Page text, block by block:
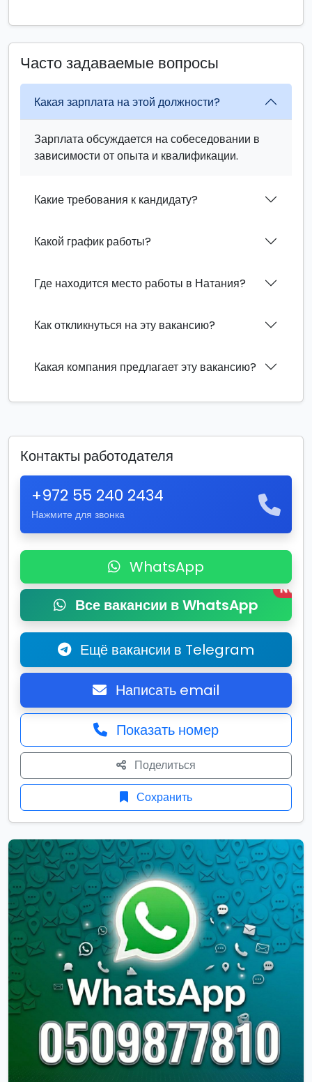
Часто задаваемые вопросы
Какая зарплата на этой должности?
Зарплата обсуждается на собеседовании в
зависимости от опыта и квалификации.
Какие требования к кандидату?
Какой график работы?
Где находится место работы в Натания?
Как откликнуться на эту вакансию?
Какая компания предлагает эту вакансию?
Контакты работодателя
+972 55 240 2434
Нажмите для звонка
WhatsApp
Все вакансии в WhatsApp
New
Ещё вакансии в Telegram
Написать email
Показать номер
Поделиться
Сохранить